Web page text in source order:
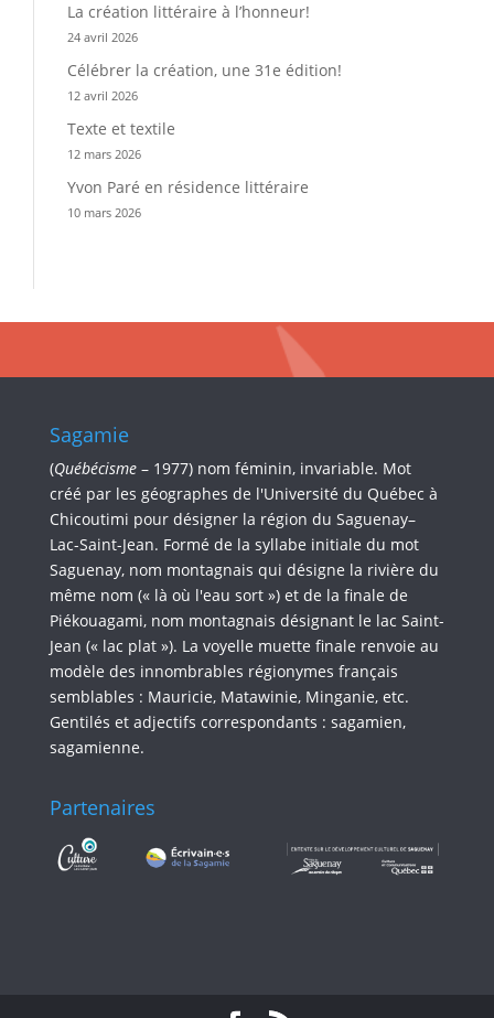
La création littéraire à l’honneur!
24 avril 2026
Célébrer la création, une 31e édition!
12 avril 2026
Texte et textile
12 mars 2026
Yvon Paré en résidence littéraire
10 mars 2026
Sagamie
(Québécisme – 1977) nom féminin, invariable. Mot
créé par les géographes de l'Université du Québec à
Chicoutimi pour désigner la région du Saguenay–
Lac-Saint-Jean. Formé de la syllabe initiale du mot
Saguenay, nom montagnais qui désigne la rivière du
même nom (« là où l'eau sort ») et de la finale de
Piékouagami, nom montagnais désignant le lac Saint-
Jean (« lac plat »). La voyelle muette finale renvoie au
modèle des innombrables régionymes français
semblables : Mauricie, Matawinie, Minganie, etc.
Gentilés et adjectifs correspondants : sagamien,
sagamienne.
Partenaires